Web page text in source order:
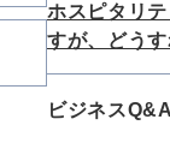
ホスピタリ
すが、どうす
ビジネス